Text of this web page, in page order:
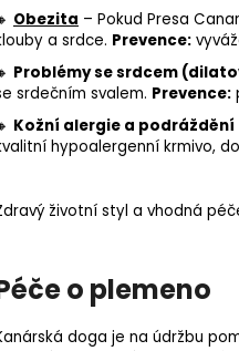
Obezita – Pokud Presa
a srdce. Prevence:
Problémy se srdcem
srdečním svalem. Prevence:
Kožní alergie a podráždění
hypoalergenní krmivo,
životní styl a vhodná
o plemeno
doga je na údržbu